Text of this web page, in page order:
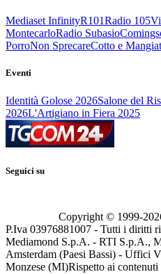
Mediaset InfinityR101Radio 105
MontecarloRadio Subasio
PorroNon SprecareCotto e
Eventi
Identità Golose 2026Salone del
2026L'Artigiano in Fiera 2025
Seguici su
Copyright © 1999-
P.Iva 03976881007 - Tutti i diritti
Mediamond S.p.A. - RTI S.p.A.,
Amsterdam (Paesi Bassi) - Uffici
Monzese (MI)Rispetto ai contenuti